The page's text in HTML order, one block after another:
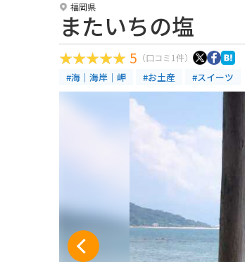
福岡県
またいちの塩
5 （口コミ1件）
#海｜海岸｜岬 #お土産 #スイーツ